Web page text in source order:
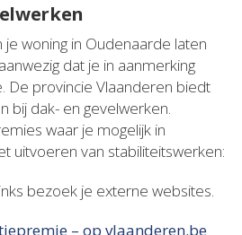
je woning in Oudenaarde laten
dat je in aanmerking
De provincie Vlaanderen biedt
bij dak- en gevelwerken.
waar je mogelijk in
uitvoeren van stabiliteitswerken:
bezoek je externe websites.
– op vlaanderen.be